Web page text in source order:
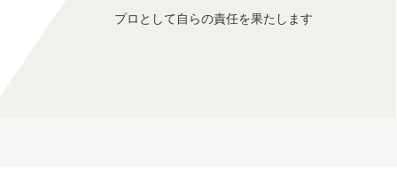
プロとして自らの責任を果たします